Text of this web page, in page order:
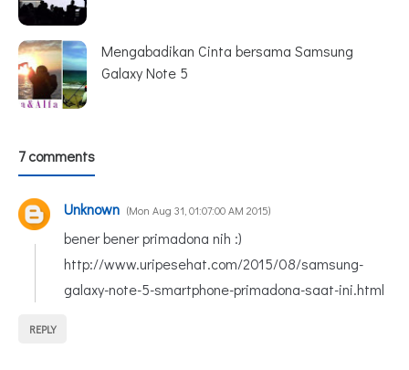
Mengabadikan Cinta bersama Samsung
Galaxy Note 5
7 comments
Unknown Mon Aug 31, 01:07:00 AM 2015
bener bener primadona nih :)
http://www.uripesehat.com/2015/08/samsung-
galaxy-note-5-smartphone-primadona-saat-ini.html
REPLY